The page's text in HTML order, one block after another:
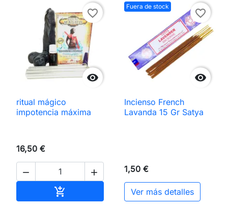

favorite_border
ritual mágico
impotencia máxima
16,50 €
 

Fuera de stock

favorite_border
Incienso French
Lavanda 15 Gr Satya
1,50 €
Ver más detalles